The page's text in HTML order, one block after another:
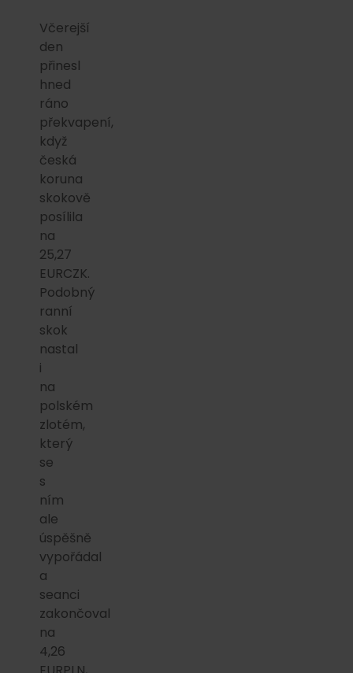
Včerejší
den
přinesl
hned
ráno
překvapení,
když
česká
koruna
skokově
posílila
na
25,27
EURCZK.
Podobný
ranní
skok
nastal
i
na
polském
zlotém,
který
se
s
ním
ale
úspěšně
vypořádal
a
seanci
zakončoval
na
4,26